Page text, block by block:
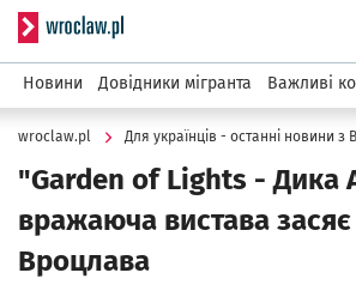
Serwis informacyjny
Новини Довідники мігранта Важливі
wroclaw.pl Для українців - останні новини з
"Garden of Lights - Дика
вражаюча вистава
Вроцлава